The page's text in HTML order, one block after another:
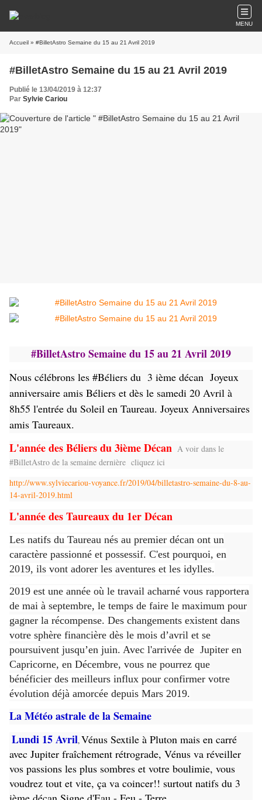
MENU
Accueil » #BilletAstro Semaine du 15 au 21 Avril 2019
#BilletAstro Semaine du 15 au 21 Avril 2019
Publié le 13/04/2019 à 12:37
Par Sylvie Cariou
#BilletAstro Semaine du 15 au 21 Avril 2019
Nous célébrons les #Béliers du 3 ième décan Joyeux
anniversaire amis Béliers et dès le samedi 20 Avril à
8h55 l'entrée du Soleil en Taureau. Joyeux Anniversaires
amis Taureaux.
L'année des Béliers du 3ième Décan A voir dans le
#BilletAstro de la semaine dernière cliquez ici
http://www.sylviecariou-voyance.fr/2019/04/billetastro-semaine-du-8-au-
14-avril-2019.html
L'année des Taureaux du 1er Décan
Les natifs du Taureau nés au premier décan ont un
caractère passionné et possessif. C'est pourquoi, en
2019, ils vont adorer les aventures et les idylles.
2019 est une année où le travail acharné vous rapportera
de mai à septembre, le temps de faire le maximum pour
gagner la récompense. Des changements existent dans
votre sphère financière dès le mois d’avril et se
poursuivent jusqu’en juin. Avec l'arrivée de Jupiter en
Capricorne, en Décembre, vous ne pourrez que
bénéficier des meilleurs influx pour confirmer votre
évolution déjà amorcée depuis Mars 2019.
La Météo astrale de la Semaine
Lundi 15 Avril,Vénus Sextile à Pluton mais en carré
avec Jupiter fraîchement rétrograde, Vénus va réveiller
vos passions les plus sombres et votre boulimie, vous
voudrez tout et vite, ça va coincer!! surtout natifs du 3